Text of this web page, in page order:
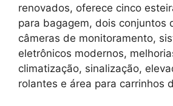
renovados, oferece cinco
para bagagem, dois conjuntos
câmeras de monitoramento,
eletrônicos modernos,
climatização, sinalização,
rolantes e área para carrinhos